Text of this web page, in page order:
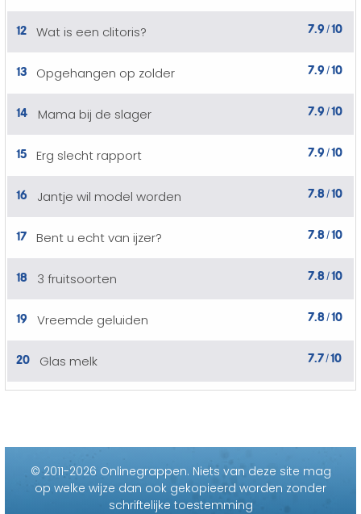
12 Wat is een clitoris? 7.9 /10
13 Opgehangen op zolder 7.9 /10
14 Mama bij de slager 7.9 /10
15 Erg slecht rapport 7.9 /10
16 Jantje wil model worden 7.8 /10
17 Bent u echt van ijzer? 7.8/10
18 3 fruitsoorten 7.8 /10
19 Vreemde geluiden 7.8/10
20 Glas melk 7.7/10
© 2011-2026 Onlinegrappen. Niets van deze site mag
op welke wijze dan ook gekopieerd worden zonder
schriftelijke toestemming